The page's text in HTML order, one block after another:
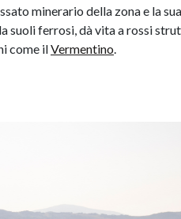
minerario della zona e la sua
ferrosi, dà vita a rossi
come ilVermentino.